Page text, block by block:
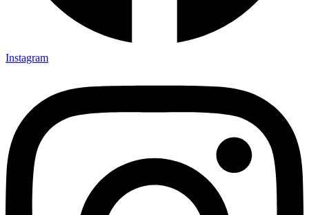
Instagram